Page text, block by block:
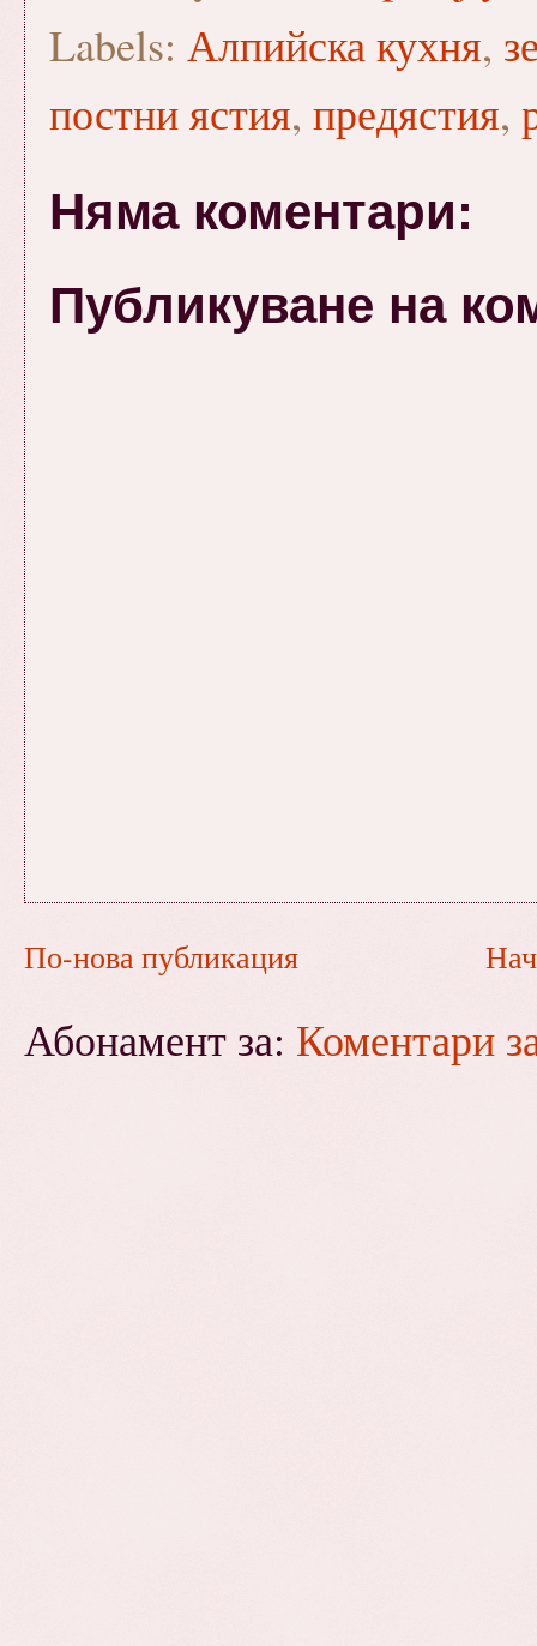
Labels: Алпийска кухня,
постни ястия, предястия,
Няма коментари:
Публикуване на
По-нова публикация
Абонамент за: Коментари